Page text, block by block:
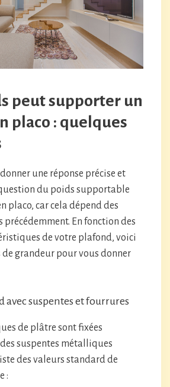
peut supporter un
placo : quelques
une réponse précise et
du poids supportable
placo, car cela dépend des
précédemment. En fonction des
de votre plafond, voici
grandeur pour vous donner
avec suspentes et fourrures
de plâtre sont fixées
suspentes métalliques
des valeurs standard de
: